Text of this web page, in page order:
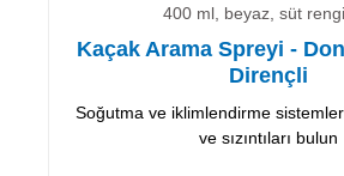
400 ml, beyaz, süt
Kaçak Arama Spreyi -
Dirençli
Soğutma ve iklimlendirme
ve sızıntıları bulun